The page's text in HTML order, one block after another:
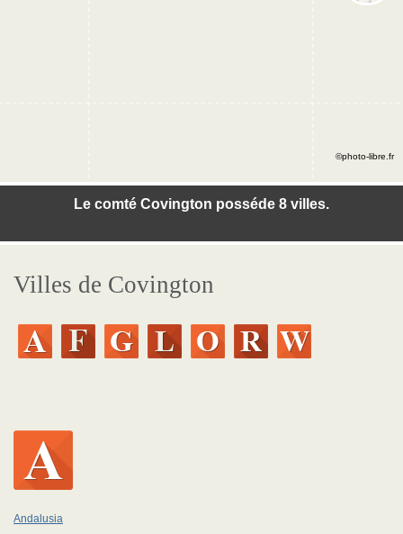
Le comté Covington posséde 8 villes.
©photo-libre.fr
Villes de Covington
Andalusia